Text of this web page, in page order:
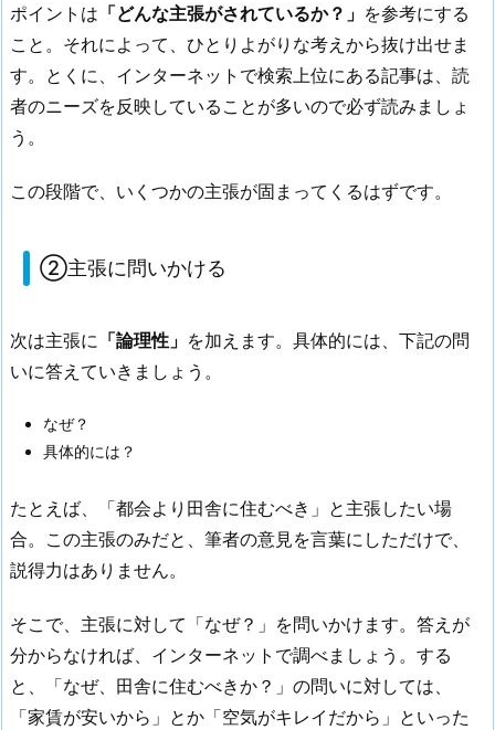
ポイントは 「どんな主張がされているか？」 を参考にする
こと。それによって、ひとりよがりな考えから抜け出せま
す。とくに、インターネットで検索上位にある記事は、読
者のニーズを反映していることが多いので必ず読みましょ
う。
この段階で、いくつかの主張が固まってくるはずです。
②主張に問いかける
次は主張に 「論理性」 を加えます。具体的には、下記の問
いに答えていきましょう。
なぜ？
具体的には？
たとえば、「都会より田舎に住むべき」と主張したい場
合。この主張のみだと、筆者の意見を言葉にしただけで、
説得力はありません。
そこで、主張に対して「なぜ？」を問いかけます。答えが
分からなければ、インターネットで調べましょう。する
と、「なぜ、田舎に住むべきか？」の問いに対しては、
「家賃が安いから」とか「空気がキレイだから」といった